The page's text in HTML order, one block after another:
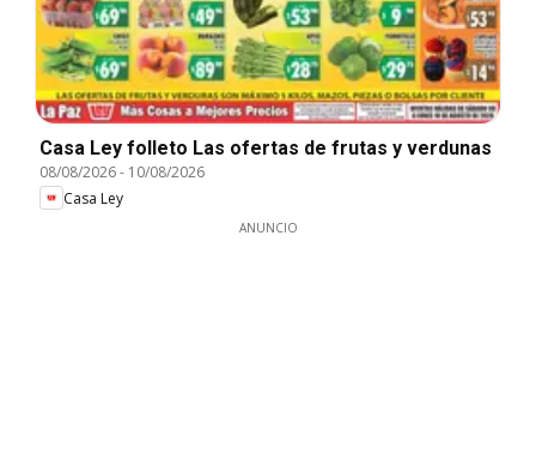
Casa Ley folleto Las ofertas de frutas y verdunas
08/08/2026- 10/08/2026
Casa Ley
ANUNCIO